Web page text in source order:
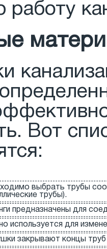
работу
Вот
выбрать трубы
трубы).
предназначены для
используется для
закрывают концы